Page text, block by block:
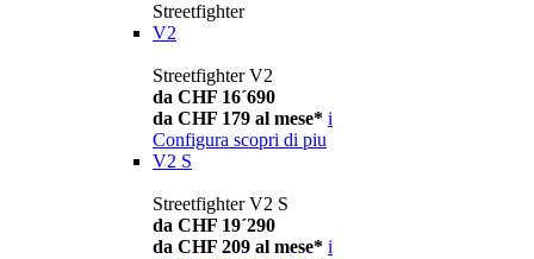
Streetfighter
V2
Streetfighter V2
da CHF 16´690
da CHF 179 al mese* i
Configura scopri di piu
V2 S
Streetfighter V2 S
da CHF 19´290
da CHF 209 al mese* i